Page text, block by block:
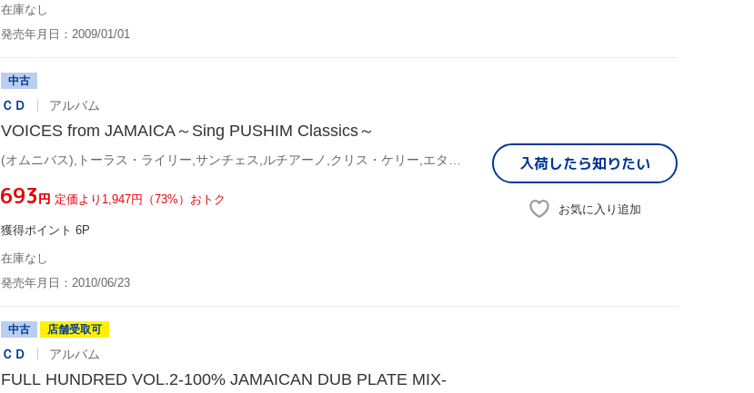
在庫なし
発売年月日：2009/01/01
中古
ＣＤ アルバム
VOICES from JAMAICA～Sing PUSHIM Classics～
¥693円 定価より1,947円（73%）おトク
獲得ポイント 6P
在庫なし
発売年月日：2010/06/23
入荷したら知りたい
お気に入り追加
中古 店舗受取可
ＣＤ アルバム
FULL HUNDRED VOL.2-100% JAMAICAN DUB PLATE MIX-